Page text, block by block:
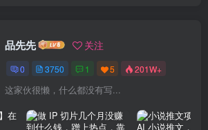
品先先 关注
0 3750 1 5 201W+
这家伙很懒，什么都没有写...